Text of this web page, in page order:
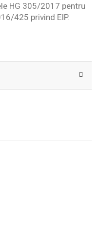
HG 305/2017 pentru
425 privind EIP.